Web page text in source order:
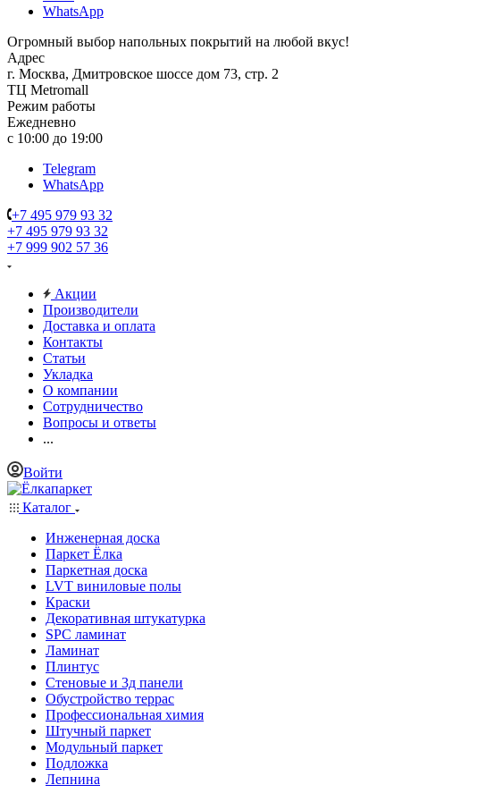
WhatsApp
Огромный выбор напольных покрытий на любой вкус!
Адрес
г. Москва, Дмитровское шоссе дом 73, стр. 2
ТЦ Metromall
Режим работы
Ежедневно
с 10:00 до 19:00
Telegram
WhatsApp
+7 495 979 93 32
+7 495 979 93 32
+7 999 902 57 36
Акции
Производители
Доставка и оплата
Контакты
Статьи
Укладка
О компании
Сотрудничество
Вопросы и ответы
...
Войти
Каталог
Инженерная доска
Паркет Ёлка
Паркетная доска
LVT виниловые полы
Краски
Декоративная штукатурка
SPC ламинат
Ламинат
Плинтус
Стеновые и 3д панели
Обустройство террас
Профессиональная химия
Штучный паркет
Модульный паркет
Подложка
Лепнина